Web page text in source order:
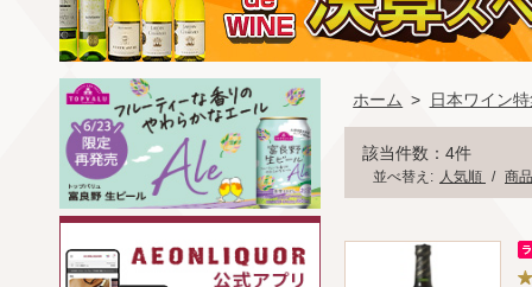
ホーム > 日本ワイン
該当件数：4件
並べ替え: 人気順 / 商